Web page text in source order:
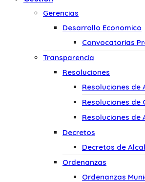
Gerencias
Desarrollo Economico
Convocatorias
Transparencia
Resoluciones
Resoluciones de
Resoluciones de
Resoluciones de
Decretos
Decretos de
Ordenanzas
Ordenanzas